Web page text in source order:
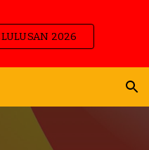
Skip to navigation
2026